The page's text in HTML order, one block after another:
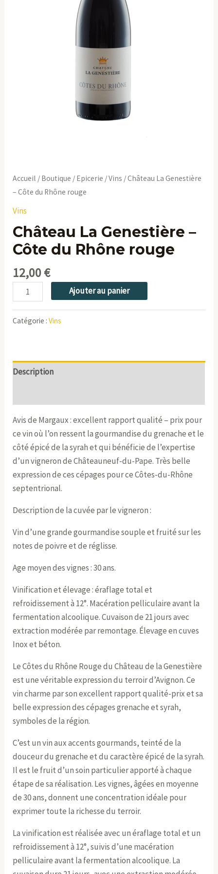
Accueil / Boutique / Epicerie /Vins / Château La Genestière
– Côte du Rhône rouge
Vins
Château La Genestière –
Côte du Rhône rouge
12,00€
Ajouter au panier
Catégorie :Vins
Description
Avis de Margaux : excellent rapport qualité – prix pour
ce vin où l’on ressent la gourmandise du grenache et le
côté épicé de la syrah et qui bénéficie de l’expertise
d’un vigneron de Châteauneuf-du-Pape. Très belle
expression de ces cépages pour ce Côtes-du-Rhône
septentrional.
Description de la cuvée par le vigneron :
Vin d’une grande gourmandise souple et fruité sur les
notes de poivre et de réglisse.
Age moyen des vignes : 30 ans.
Vinification et élevage : éraflage total et
refroidissement à 12°. Macération pelliculaire avant la
fermentation alcoolique. Cuvaison de 21 jours avec
extraction modérée par remontage. Élevage en cuves
Inox et béton.
Le Côtes du Rhône Rouge du Château de la Genestière
est une véritable expression du terroir d’Avignon. Ce
vin charme par son excellent rapport qualité-prix et sa
belle expression des cépages grenache et syrah,
symboles de la région.
C’est un vin aux accents gourmands, teinté de la
douceur du grenache et du caractère épicé de la syrah.
Il est le fruit d’un soin particulier apporté à chaque
étape de sa réalisation. Les vignes, âgées en moyenne
de 30 ans, donnent une concentration idéale pour
exprimer toute la richesse du terroir.
La vinification est réalisée avec un éraflage total et un
refroidissement à 12°, suivis d’une macération
pelliculaire avant la fermentation alcoolique. La